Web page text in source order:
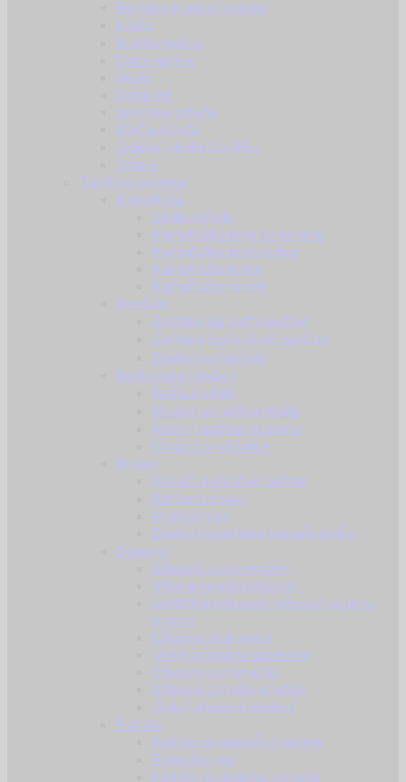
Borbene majice i košulje
Hlače
Kratke majice
Duge majice
Veste
Donji veš
Sportska odjeća
Dječja odjeća
Odjeća i dodaci za kišu
Obuća
Taktička oprema
Kamuflaža
Ghille odijela
Kamuflažna boja za opremu
Kamuflažne boje za lice
Kamuflažne trake
Kamuflažne mreže
Naočale
Zaštitne (airsoft) naočale
Zaštitne (balističke) naočale
Dodaci za naočale
Radio veza i dodaci
Radio uređaji
Dodaci za radio uređaje
Radio i zaštitne slušalice
Dodaci za slušalice
Prsluci
Nosači balističke zaštite
Borbeni prsluci
Prsni prsluci
Dodaci za prsluke i nosače ploča
Džepovi
Džepovi za spremnike
Višenamjenski džepovi
Sanitetski džepovi / džepovi za prvu
pomoć
Džepovi za granate
Vreće za prazne spremike
Džepovi za hidraciju
Džepovi za radio uređaje
Ostali džepovi i dodaci
Futrole
Futrole za opasače i remene
Butne futrole
Futrole za dodatnu opremu